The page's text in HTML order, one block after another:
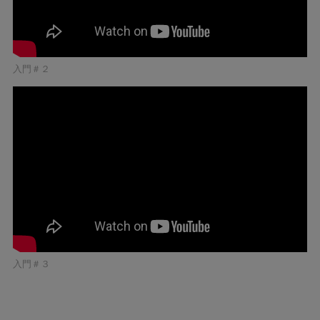
入門＃２
入門＃３